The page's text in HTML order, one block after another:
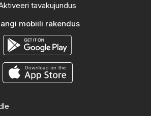
tavakujundus
mobiili rakendus